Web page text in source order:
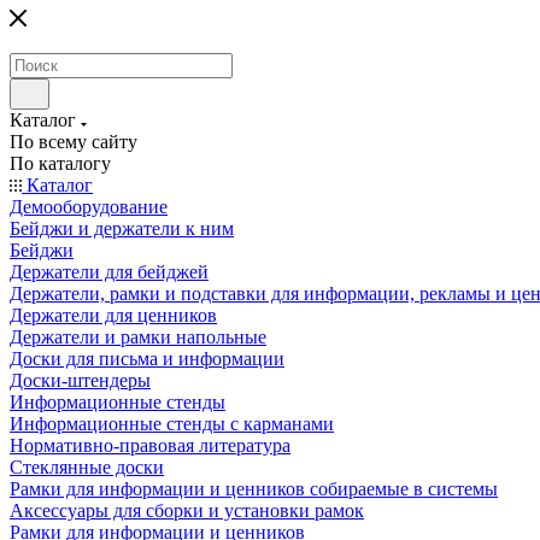
Каталог
По всему сайту
По каталогу
Каталог
Демооборудование
Бейджи и держатели к ним
Бейджи
Держатели для бейджей
Держатели, рамки и подставки для информации, рекламы и
Держатели для ценников
Держатели и рамки напольные
Доски для письма и информации
Доски-штендеры
Информационные стенды
Информационные стенды с карманами
Нормативно-правовая литература
Стеклянные доски
Рамки для информации и ценников собираемые в системы
Аксессуары для сборки и установки рамок
Рамки для информации и ценников